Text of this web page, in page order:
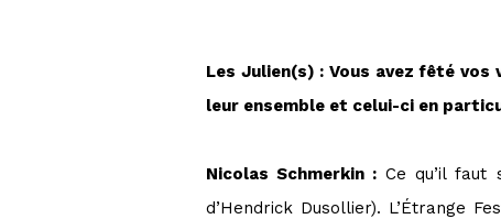
Les Julien(s) : Vous avez fêté
leur ensemble et celui-ci en
Nicolas Schmerkin : Ce qu’il faut
d’Hendrick Dusollier). L’Étrange